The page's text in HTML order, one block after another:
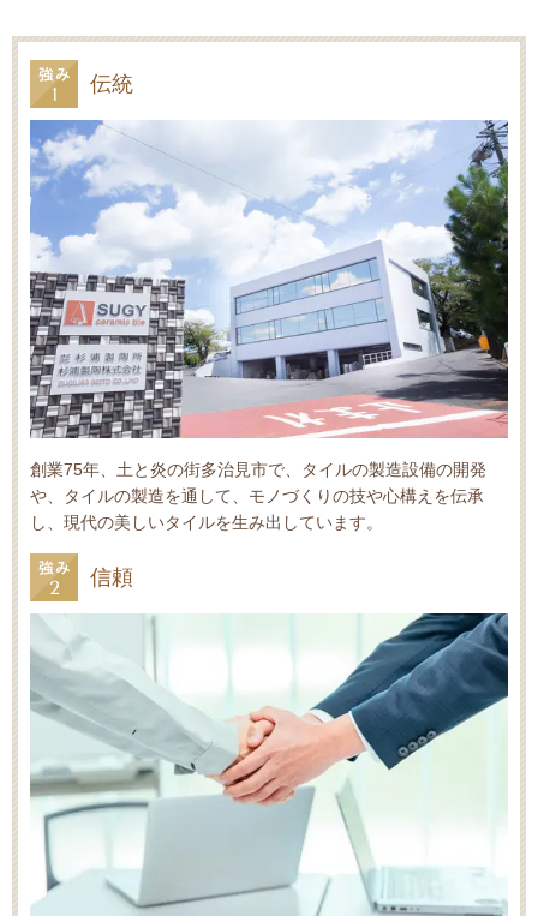
伝統
創業75年、土と炎の街多治見市で、タイルの製造設備の開発
や、タイルの製造を通して、モノづくりの技や心構えを伝承
し、現代の美しいタイルを生み出しています。
信頼